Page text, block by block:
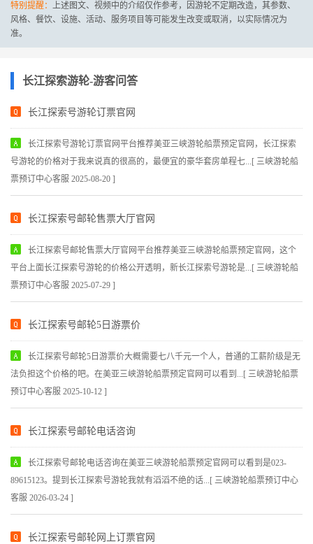
特别提醒： 上述图文、视频中的介绍仅作参考，因游轮不定期改造，其参数、
风格、餐饮、设施、活动、服务项目等可能发生改变或取消，以实际情况为
准。
长江探索游轮-游客问答
长江探索号游轮订票官网
长江探索号游轮订票官网平台推荐美亚三峡游轮船票预定官网，长江探索
号游轮的价格对于我来说真的很高的，最便宜的豪华套房单程七...[ 三峡游轮船
票预订中心客服 2025-08-20 ]
长江探索号邮轮售票大厅官网
长江探索号邮轮售票大厅官网平台推荐美亚三峡游轮船票预定官网，这个
平台上面长江探索号游轮的价格公开透明，新长江探索号游轮是...[ 三峡游轮船
票预订中心客服 2025-07-29 ]
长江探索号邮轮5日游票价
长江探索号邮轮5日游票价大概需要七八千元一个人，普通的工薪阶级是无
法负担这个价格的吧。在美亚三峡游轮船票预定官网可以看到...[ 三峡游轮船票
预订中心客服 2025-10-12 ]
长江探索号邮轮电话咨询
长江探索号邮轮电话咨询在美亚三峡游轮船票预定官网可以看到是023-
89615123。提到长江探索号游轮我就有滔滔不绝的话...[ 三峡游轮船票预订中心
客服 2026-03-24 ]
长江探索号邮轮网上订票官网